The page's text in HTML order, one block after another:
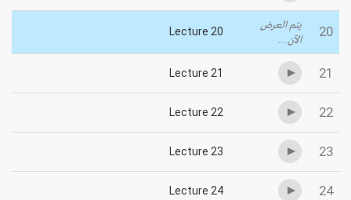
20
يتم العرض
الآن...
Lecture 20
21
Lecture 21
22
Lecture 22
23
Lecture 23
24
Lecture 24